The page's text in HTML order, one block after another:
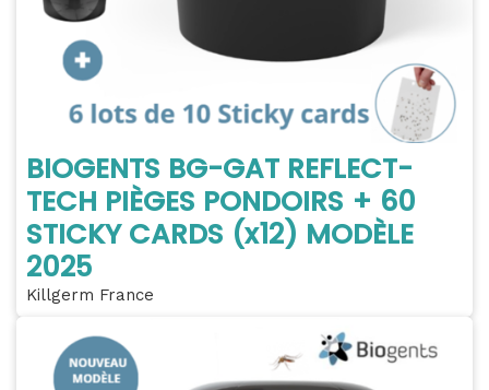
BIOGENTS BG-GAT REFLECT-
TECH PIÈGES PONDOIRS + 60
STICKY CARDS (x12) MODÈLE
2025
Killgerm France